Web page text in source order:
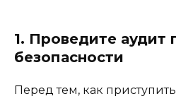
1. Проведите аудит
безопасности
Перед тем, как